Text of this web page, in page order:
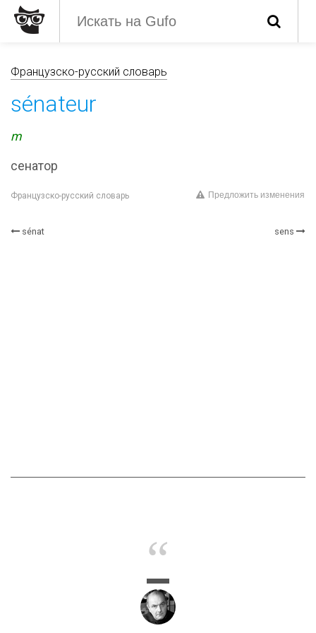
Французско-русский словарь
sénateur
m
сенатор
Французско-русский словарь Предложить изменения
sénat sens